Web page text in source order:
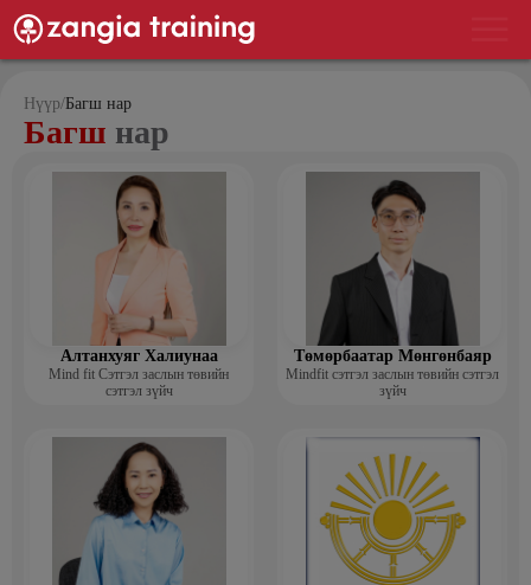
Нүүр/Багш нар
Багш нар
Алтанхуяг Халиунаа
Mind fit Сэтгэл заслын төвийн
сэтгэл зүйч
Төмөрбаатар Мөнгөнбаяр
Mindfit сэтгэл заслын төвийн сэтгэл
зүйч